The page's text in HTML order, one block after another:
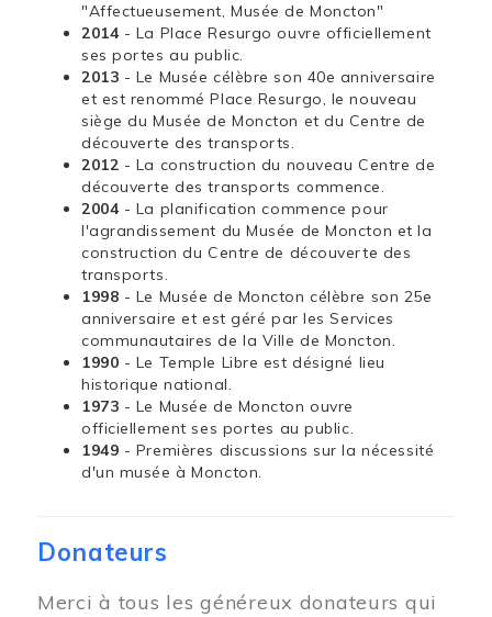
"Affectueusement, Musée de Moncton"
2014 - La Place Resurgo ouvre officiellement
ses portes au public.
2013 - Le Musée célèbre son 40e anniversaire
et est renommé Place Resurgo, le nouveau
siège du Musée de Moncton et du Centre de
découverte des transports.
2012 - La construction du nouveau Centre de
découverte des transports commence.
2004 - La planification commence pour
l'agrandissement du Musée de Moncton et la
construction du Centre de découverte des
transports.
1998 - Le Musée de Moncton célèbre son 25e
anniversaire et est géré par les Services
communautaires de la Ville de Moncton.
1990 - Le Temple Libre est désigné lieu
historique national.
1973 - Le Musée de Moncton ouvre
officiellement ses portes au public.
1949 - Premières discussions sur la nécessité
d'un musée à Moncton.
Donateurs
Merci à tous les généreux donateurs qui